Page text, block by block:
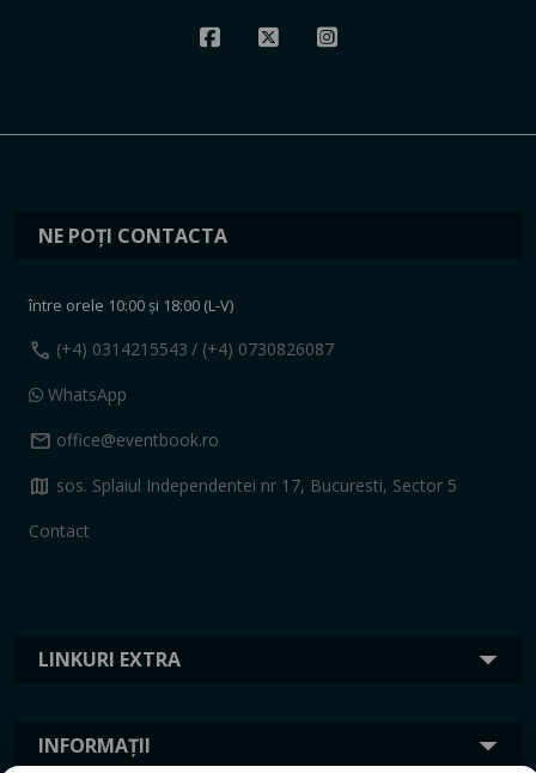
LINKURI EXTRA
INFORMAȚII
NE POȚI CONTACTA
între orele 10:00 și 18:00 (L-V)
call (+4) 0314215543 / (+4) 0730826087
WhatsApp
mail office@eventbook.ro
map sos. Splaiul Independentei nr 17, Bucuresti, Sector 5
Contact